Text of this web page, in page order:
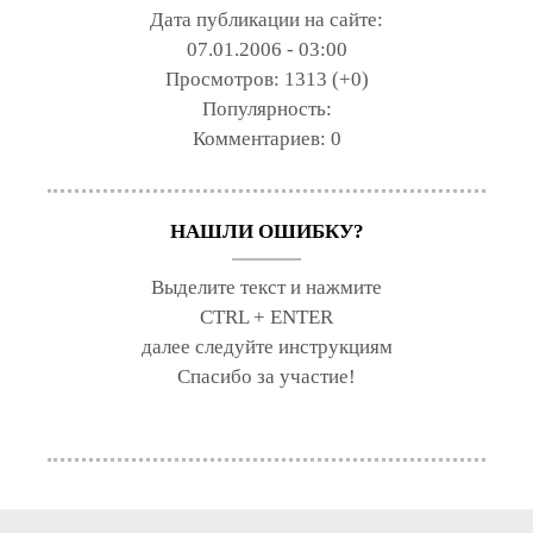
Дата публикации на сайте:
07.01.2006 - 03:00
Просмотров: 1313 (+0)
Популярность:
Комментариев: 0
НАШЛИ ОШИБКУ?
Выделите текст и нажмите
CTRL + ENTER
далее следуйте инструкциям
Спасибо за участие!